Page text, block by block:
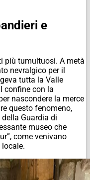
e
più tumultuosi. A metà
nevralgico per il
tutta la Valle
confine con la
nascondere la merce
questo fenomeno,
Guardia di
museo che
come venivano